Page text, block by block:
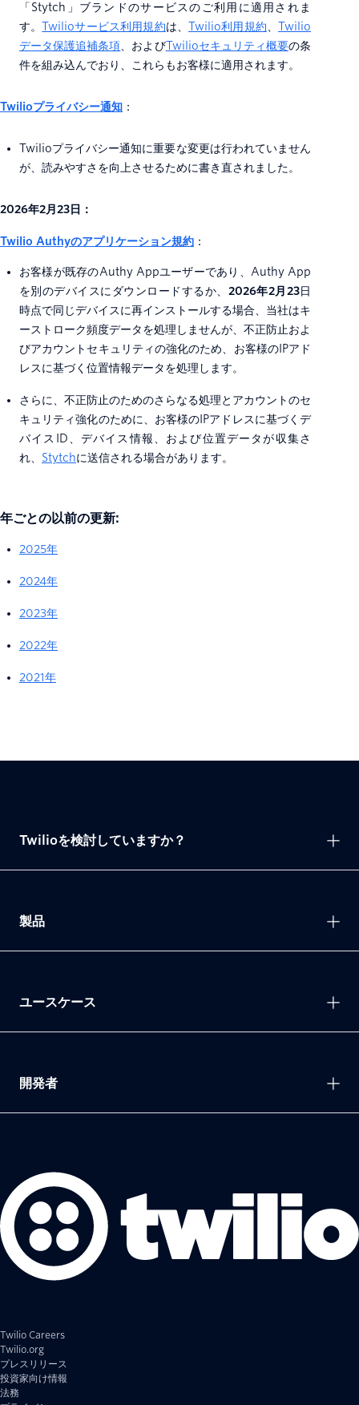
「Stytch」ブランドのサービスのご利用に適用されま
す。Twilioサービス利用規約は、Twilio利用規約、Twilio
データ保護追補条項、およびTwilioセキュリティ概要の条
件を組み込んでおり、これらもお客様に適用されます。
Twilioプライバシー通知 ：
Twilioプライバシー通知に重要な変更は行われていません
が、読みやすさを向上させるために書き直されました。
2026年2月23日：
Twilio Authyのアプリケーション規約 ：
お客様が既存のAuthy Appユーザーであり、Authy App
を別のデバイスにダウンロードするか、 2026年2月23日
時点で同じデバイスに再インストールする場合、当社はキ
ーストローク頻度データを処理しませんが、不正防止およ
びアカウントセキュリティの強化のため、お客様のIPアド
レスに基づく位置情報データを処理します。
さらに、不正防止のためのさらなる処理とアカウントのセ
キュリティ強化のために、お客様のIPアドレスに基づくデ
バイスID、デバイス情報、および位置データが収集さ
れ、 Stytchに送信される場合があります。
年ごとの以前の更新:
2025年
2024年
2023年
2022年
2021年
Twilio Careers
Twilio.org
プレスリリース
投資家向け情報
法務
Twilioを検討していますか？
製品
ユースケース
開発者